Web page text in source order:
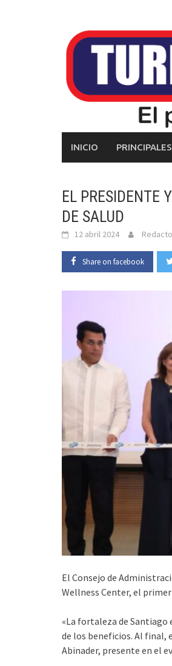
INICIO PRINCIPALES
EL PRESIDENTE
DE SALUD
12 abril 2024
Share on facebook
El Consejo de
Wellness Center, el
«La fortaleza de Santiago
de los beneficios. Al final,
Abinader, presente en el